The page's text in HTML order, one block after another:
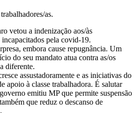
as.
vetou a indenização aos/às
incapacitados pela covid-19.
embora cause repugnância. Um
do seu mandato atua contra as/os
diferente.
assustadoramente e as iniciativas do
apoio à classe trabalhadora. É salutar
emitiu MP que permite suspensão
que reduz o descanso de